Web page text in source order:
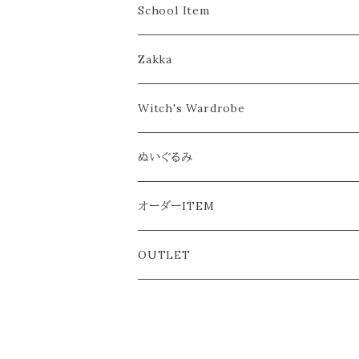
ヘアピン／コーム
カチューシャ／ヘアバンド
カチューシャ
ヘアバンド
バブーシュカ
フラワークラウン／ティアラ
おとな
こども
おとな
School Item
Zakka
Witch's Wardrobe
ぬいぐるみ
ぬいぐるみ本体
ようふく
オーダーITEM
OUTLET